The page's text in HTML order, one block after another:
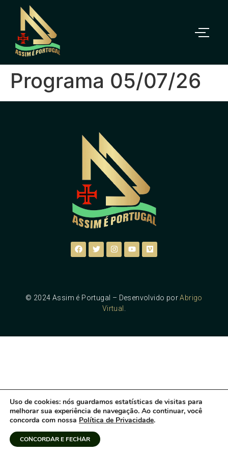
Programa 05/07/26
© 2024 Assim é Portugal – Desenvolvido porAbrigo
Virtual
Uso de cookies: nós guardamos estatísticas de visitas para
melhorar sua experiência de navegação. Ao continuar, você
concorda com nossa Política de Privacidade.
CONCORDAR E FECHAR